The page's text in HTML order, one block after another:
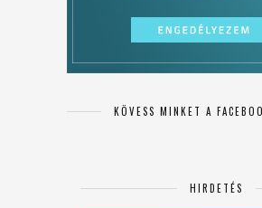
KÖVESS MINKET A
HIRDETÉS